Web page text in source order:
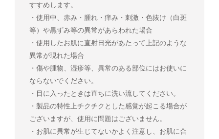
すすめします。
・使用中、赤み・腫れ・痒み・刺激・色抜け（白斑
等）や黒ずみ等の異常があらわれた場合
・使用したお肌に直射日光があたって上記のような
異常が現れた場合
・傷や腫物、湿疹等、異常のある部位にはお使いに
ならないでください。
・目に入ったときは直ちに洗い流してください。
・製品の特性上チクチクとした感覚が起こる場合が
ございますが、使用に問題はございません。
・お肌に異常が生じてないかよく注意し、お肌に合